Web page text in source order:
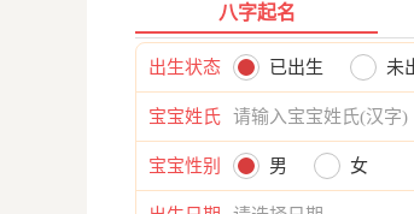
八字起名
出生状态 已出生 未
宝宝姓氏
宝宝性别 男 女